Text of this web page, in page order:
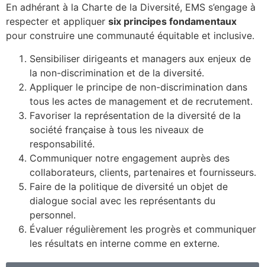
En adhérant à la Charte de la Diversité, EMS s’engage à
respecter et appliquer six principes fondamentaux
pour construire une communauté équitable et inclusive.
Sensibiliser dirigeants et managers aux enjeux de
la non-discrimination et de la diversité.
Appliquer le principe de non-discrimination dans
tous les actes de management et de recrutement.
Favoriser la représentation de la diversité de la
société française à tous les niveaux de
responsabilité.
Communiquer notre engagement auprès des
collaborateurs, clients, partenaires et fournisseurs.
Faire de la politique de diversité un objet de
dialogue social avec les représentants du
personnel.
Évaluer régulièrement les progrès et communiquer
les résultats en interne comme en externe.